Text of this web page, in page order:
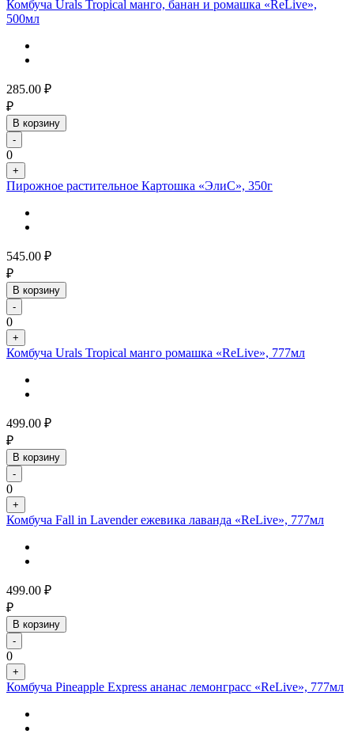
Комбуча Urals Tropical манго, банан и ромашка «ReLive»,
500мл
285.00 ₽
₽
В корзину
-
0
+
Пирожное растительное Картошка «ЭлиС», 350г
545.00 ₽
₽
В корзину
-
0
+
Комбуча Urals Tropical манго ромашка «ReLive», 777мл
499.00 ₽
₽
В корзину
-
0
+
Комбуча Fall in Lavender ежевика лаванда «ReLive», 777мл
499.00 ₽
₽
В корзину
-
0
+
Комбуча Pineapple Express ананас лемонграсс «ReLive», 777мл